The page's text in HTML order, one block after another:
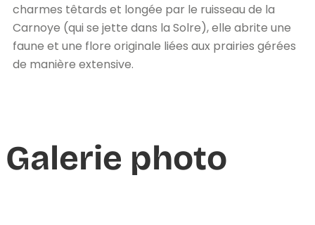
charmes têtards et longée par le ruisseau de la
Carnoye (qui se jette dans la Solre), elle abrite une
faune et une flore originale liées aux prairies gérées
de manière extensive.
Galerie photo